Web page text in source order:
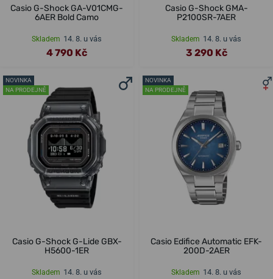
Casio G-Shock GA-V01CMG-
6AER Bold Camo
Skladem 14. 8. u vás
4 790 Kč
Casio G-Shock GMA-
P2100SR-7AER
Skladem 14. 8. u vás
3 290 Kč
NOVINKA
NA PRODEJNĚ
Casio G-Shock G-Lide GBX-
H5600-1ER
Skladem 14. 8. u vás
NOVINKA
NA PRODEJNĚ
Casio Edifice Automatic EFK-
200D-2AER
Skladem 14. 8. u vás